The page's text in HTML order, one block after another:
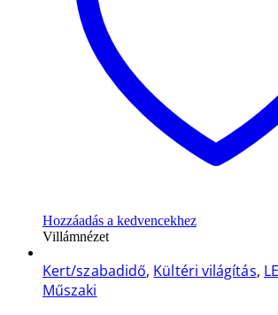
Hozzáadás a kedvencekhez
Villámnézet
Kert/szabadidő, Kültéri világítás,
Műszaki